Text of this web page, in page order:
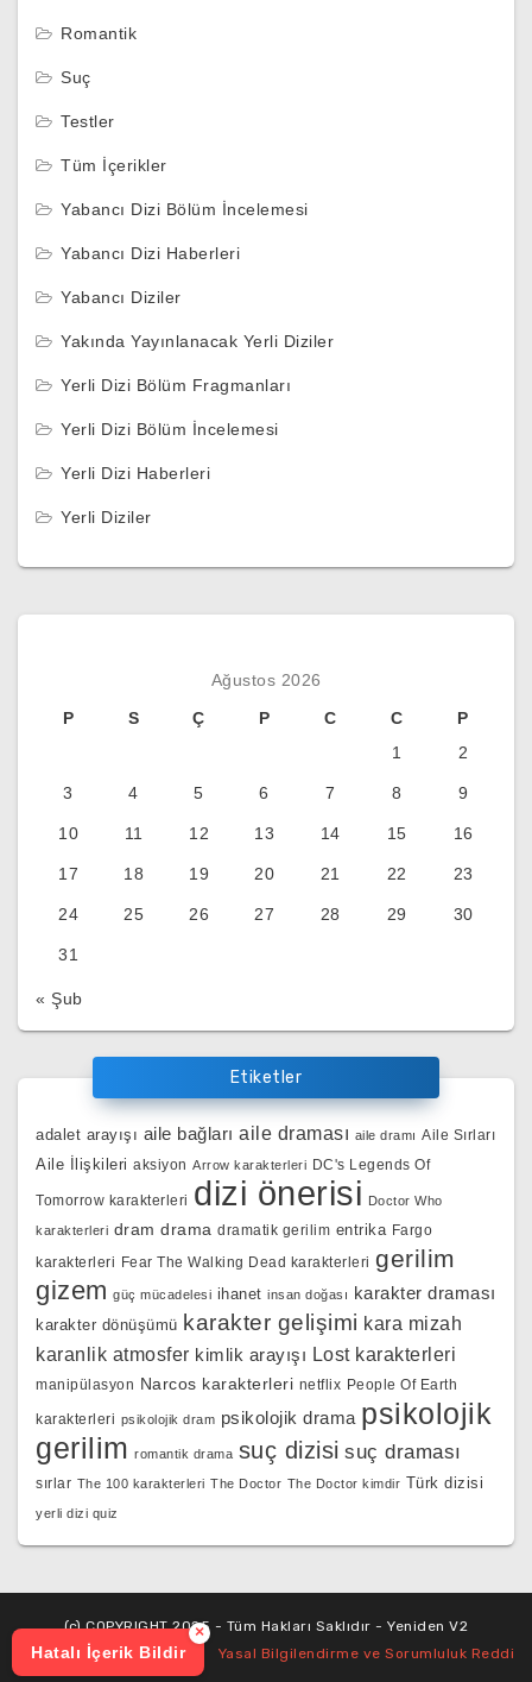
Romantik
Suç
Testler
Tüm İçerikler
Yabancı Dizi Bölüm İncelemesi
Yabancı Dizi Haberleri
Yabancı Diziler
Yakında Yayınlanacak Yerli Diziler
Yerli Dizi Bölüm Fragmanları
Yerli Dizi Bölüm İncelemesi
Yerli Dizi Haberleri
Yerli Diziler
Ağustos 2026
P
S Ç P C C
P
1
2
3 4 5 6 7 8 9
10 11 12 13 14 15 16
17 18 19 20 21 22 23
24 25 26 27 28 29 30
31
« Şub
Etiketler
adalet arayışı aile bağları aile draması aile dramı Aile Sırları
Aile İlişkileri aksiyon Arrow karakterleri DC's Legends Of
Tomorrow karakterleri dizi önerisi Doctor Who
karakterleri dram drama dramatik gerilim entrika Fargo
karakterleri Fear The Walking Dead karakterleri gerilim
gizem güç mücadelesi ihanet insan doğası karakter draması
karakter dönüşümü karakter gelişimi kara mizah
karanlik atmosfer kimlik arayışı Lost karakterleri
manipülasyon Narcos karakterleri netflix People Of Earth
karakterleri psikolojik dram psikolojik drama psikolojik
gerilim romantik drama suç dizisi suç draması
sırlar The 100 karakterleri The Doctor The Doctor kimdir Türk dizisi
yerli dizi quiz
(c) COPYRIGHT 2025 - Tüm Hakları Saklıdır - Yeniden V2
Yasal Bilgilendirme ve Sorumluluk Reddi
Hatalı İçerik Bildir
×